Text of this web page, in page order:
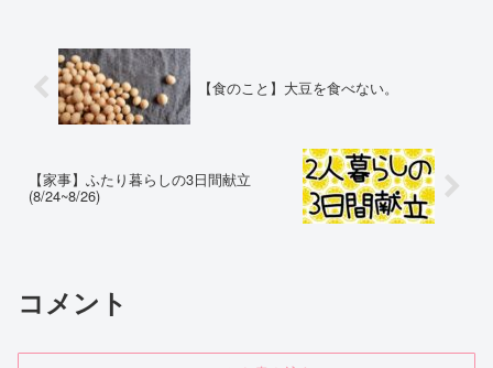
【食のこと】大豆を食べない。
【家事】ふたり暮らしの3日間献立
(8/24~8/26)
コメント